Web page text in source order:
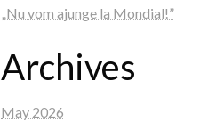
„Nu vom ajunge la Mondial!”
Archives
May 2026